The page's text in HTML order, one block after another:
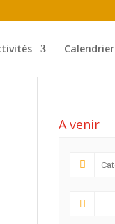
Calendrier
A venir